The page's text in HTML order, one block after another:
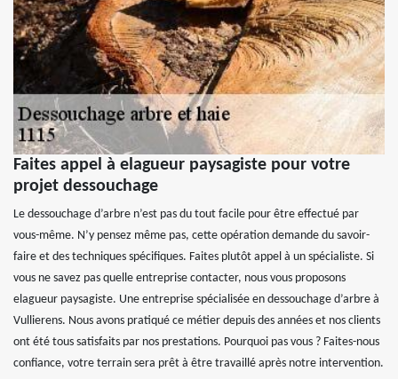
Faites appel à elagueur paysagiste pour votre
projet dessouchage
Le dessouchage d’arbre n’est pas du tout facile pour être effectué par
vous-même. N’y pensez même pas, cette opération demande du savoir-
faire et des techniques spécifiques. Faites plutôt appel à un spécialiste. Si
vous ne savez pas quelle entreprise contacter, nous vous proposons
elagueur paysagiste. Une entreprise spécialisée en dessouchage d’arbre à
Vullierens. Nous avons pratiqué ce métier depuis des années et nos clients
ont été tous satisfaits par nos prestations. Pourquoi pas vous ? Faites-nous
confiance, votre terrain sera prêt à être travaillé après notre intervention.